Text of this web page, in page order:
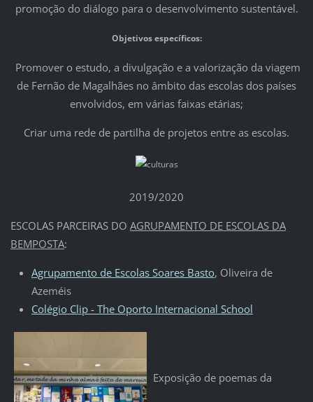
promoção do diálogo para o desenvolvimento sustentável.
Objetivos específicos:
Promover o estudo, a divulgação e a valorização da viagem
de Fernão de Magalhães no âmbito das escolas dos países
envolvidos, em várias faixas etárias;
Criar uma rede de partilha de projetos entre as escolas.
2019/2020
ESCOLAS PARCEIRAS DO AGRUPAMENTO DE ESCOLAS DA
BEMPOSTA:
Agrupamento de Escolas Soares Basto, Oliveira de
Azeméis
Colégio Clip - The Oporto Internacional School
Exposição de poemas da